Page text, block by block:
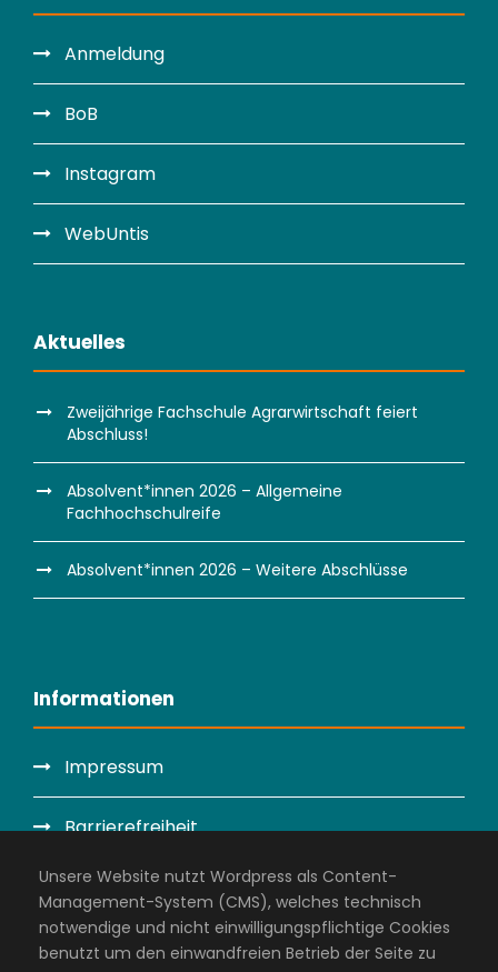
Anmeldung
BoB
Instagram
WebUntis
Aktuelles
Zweijährige Fachschule Agrarwirtschaft feiert
Abschluss!
Absolvent*innen 2026 – Allgemeine
Fachhochschulreife
Absolvent*innen 2026 – Weitere Abschlüsse
Informationen
Impressum
Barrierefreiheit
Datenschutzerklärung
Administration
Unsere Website nutzt Wordpress als Content-
Management-System (CMS), welches technisch
notwendige und nicht einwilligungspflichtige Cookies
benutzt um den einwandfreien Betrieb der Seite zu